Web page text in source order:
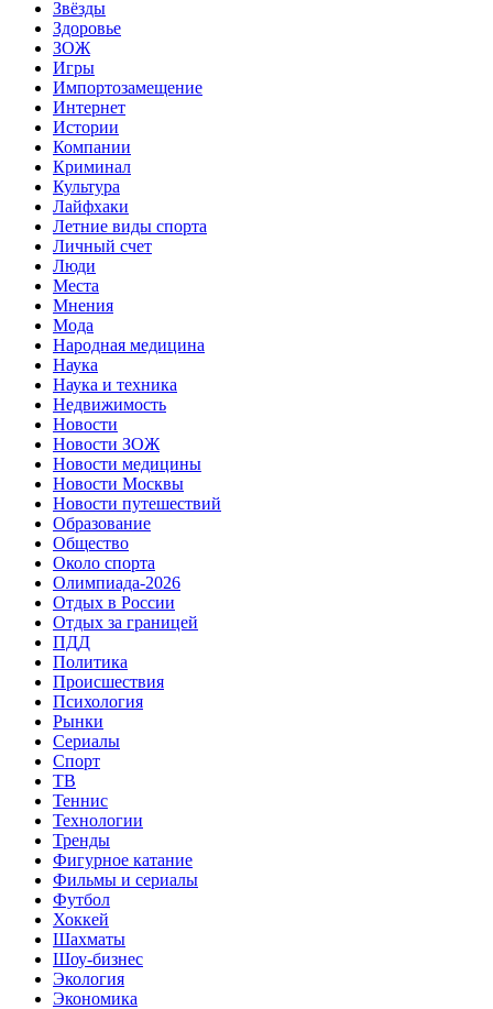
Звёзды
Здоровье
ЗОЖ
Игры
Импортозамещение
Интернет
Истории
Компании
Криминал
Культура
Лайфхаки
Летние виды спорта
Личный счет
Люди
Места
Мнения
Мода
Народная медицина
Наука
Наука и техника
Недвижимость
Новости
Новости ЗОЖ
Новости медицины
Новости Москвы
Новости путешествий
Образование
Общество
Около спорта
Олимпиада-2026
Отдых в России
Отдых за границей
ПДД
Политика
Происшествия
Психология
Рынки
Сериалы
Спорт
ТВ
Теннис
Технологии
Тренды
Фигурное катание
Фильмы и сериалы
Футбол
Хоккей
Шахматы
Шоу-бизнес
Экология
Экономика